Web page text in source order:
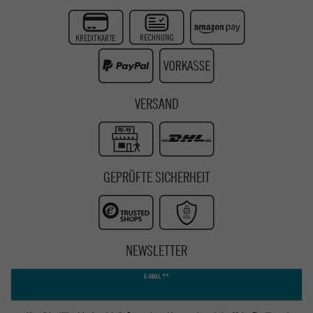
Instagram
Youtube
VERSAND
GEPRÜFTE SICHERHEIT
NEWSLETTER
E-MAIL **